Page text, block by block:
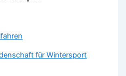
für Wintersport